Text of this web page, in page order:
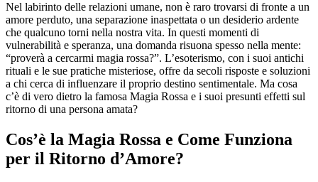
Nel labirinto delle relazioni umane, non è raro trovarsi di fronte a un
amore perduto, una separazione inaspettata o un desiderio ardente
che qualcuno torni nella nostra vita. In questi momenti di
vulnerabilità e speranza, una domanda risuona spesso nella mente:
“proverà a cercarmi magia rossa?”. L’esoterismo, con i suoi antichi
rituali e le sue pratiche misteriose, offre da secoli risposte e soluzioni
a chi cerca di influenzare il proprio destino sentimentale. Ma cosa
c’è di vero dietro la famosa Magia Rossa e i suoi presunti effetti sul
ritorno di una persona amata?
Cos’è la Magia Rossa e Come Funziona
per il Ritorno d’Amore?